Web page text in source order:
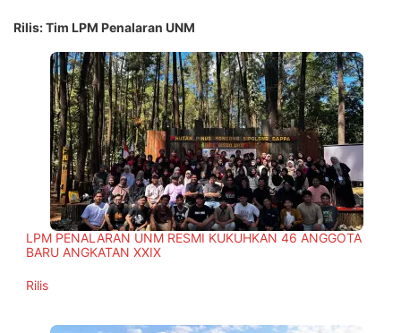
Rilis: Tim LPM Penalaran UNM
LPM PENALARAN UNM RESMI KUKUHKAN 46 ANGGOTA
BARU ANGKATAN XXIX
In relation to
Rilis